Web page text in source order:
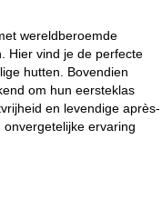
wereldberoemde
Hier vind je de perfecte
hutten. Bovendien
om hun eersteklas
en levendige après-
ervaring